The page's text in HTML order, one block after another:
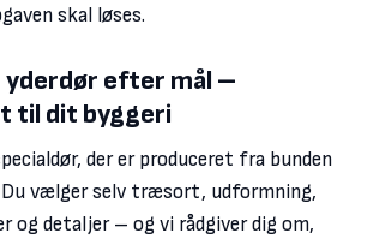
skal løses.
yderdør efter mål –
til dit byggeri
der er produceret fra bunden
vælger selv træsort, udformning,
og detaljer – og vi rådgiver dig om,